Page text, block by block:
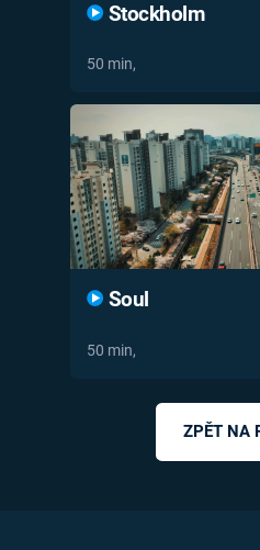
Stockholm
50 min,
Soul
50 min,
ZPĚT NA